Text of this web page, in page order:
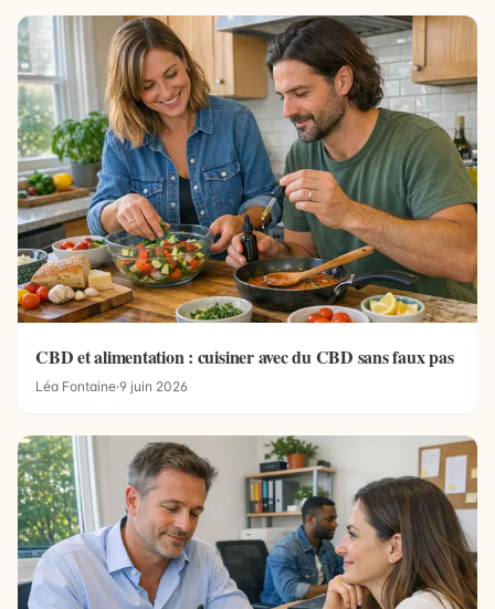
CBD et alimentation : cuisiner avec du CBD sans faux pas
Léa Fontaine·9 juin 2026